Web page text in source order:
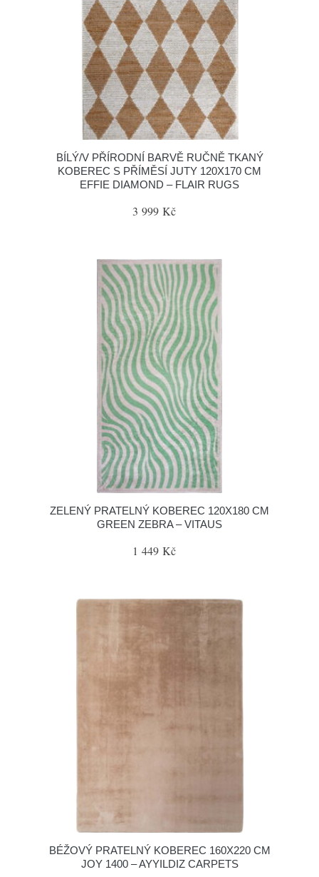
BÍLÝ/V PŘÍRODNÍ BARVĚ RUČNĚ TKANÝ
KOBEREC S PŘÍMĚSÍ JUTY 120X170 CM
EFFIE DIAMOND – FLAIR RUGS
3 999 Kč
ZELENÝ PRATELNÝ KOBEREC 120X180 CM
GREEN ZEBRA – VITAUS
1 449 Kč
BÉŽOVÝ PRATELNÝ KOBEREC 160X220 CM
JOY 1400 – AYYILDIZ CARPETS